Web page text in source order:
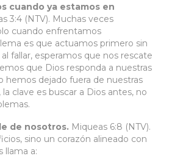
cuando ya estamos en
3:4 (NTV). Muchas veces
cuando enfrentamos
es que actuamos primero sin
fallar, esperamos que nos rescate
que Dios responda a nuestras
hemos dejado fuera de nuestras
clave es buscar a Dios antes, no
de nosotros. Miqueas 6:8 (NTV).
sino un corazón alineado con
llama a: